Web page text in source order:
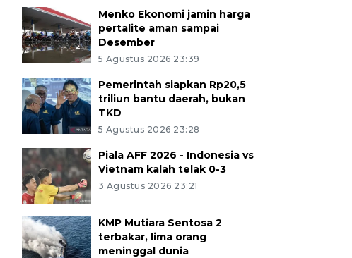
Menko Ekonomi jamin harga
pertalite aman sampai
Desember
5 Agustus 2026 23:39
Pemerintah siapkan Rp20,5
triliun bantu daerah, bukan
TKD
5 Agustus 2026 23:28
Piala AFF 2026 - Indonesia vs
Vietnam kalah telak 0-3
3 Agustus 2026 23:21
KMP Mutiara Sentosa 2
terbakar, lima orang
meninggal dunia